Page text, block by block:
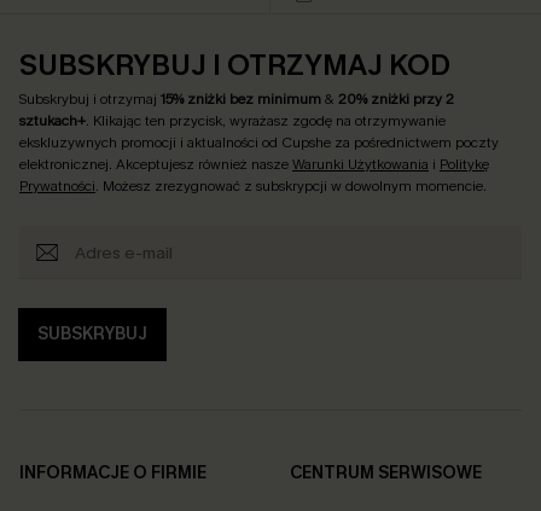
SUBSKRYBUJ I OTRZYMAJ KOD
Subskrybuj i otrzymaj 15% zniżki bez minimum& 20% zniżki przy 2
sztukach+. Klikając ten przycisk, wyrażasz zgodę na otrzymywanie
ekskluzywnych promocji i aktualności od Cupshe za pośrednictwem poczty
elektronicznej. Akceptujesz również naszeWarunki Użytkowania i Politykę
Prywatności. Możesz zrezygnować z subskrypcji w dowolnym momencie.
SUBSKRYBUJ
INFORMACJE O FIRMIE
CENTRUM SERWISOWE